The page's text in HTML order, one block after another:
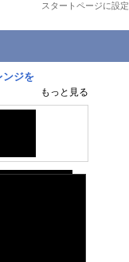
スタートページに設定
ンジを
もっと見る